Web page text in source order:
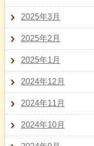
2025年3月
2025年2月
2025年1月
2024年12月
2024年11月
2024年10月